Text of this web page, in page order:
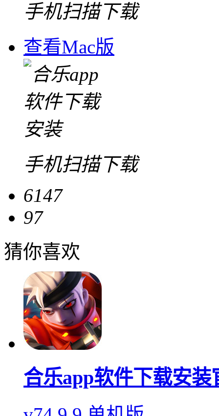
手机扫描下载
查看Mac版
手机扫描下载
6147
97
猜你喜欢
合乐app软件下载安装